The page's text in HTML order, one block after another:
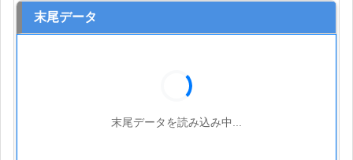
末尾データ
末尾データを読み込み中...